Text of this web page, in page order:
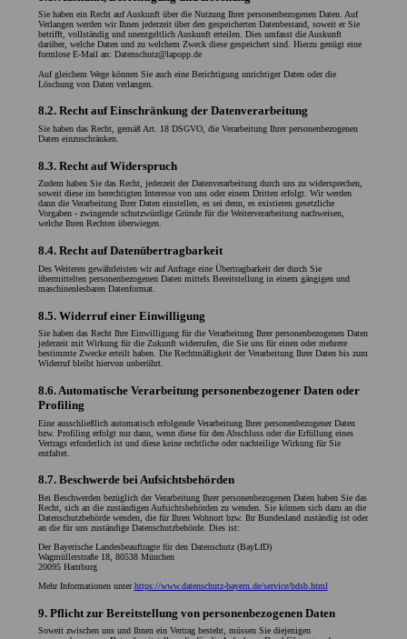
Sie haben ein Recht auf Auskunft über die Nutzung Ihrer personenbezogenen Daten. Auf
Verlangen werden wir Ihnen jederzeit über den gespeicherten Datenbestand, soweit er Sie
betrifft, vollständig und unentgeltlich Auskunft erteilen. Dies umfasst die Auskunft
darüber, welche Daten und zu welchem Zweck diese gespeichert sind. Hierzu genügt eine
formlose E-Mail an: Datenschutz@lapopp.de
Auf gleichem Wege können Sie auch eine Berichtigung unrichtiger Daten oder die
Löschung von Daten verlangen.
8.2. Recht auf Einschränkung der Datenverarbeitung
Sie haben das Recht, gemäß Art. 18 DSGVO, die Verarbeitung Ihrer personenbezogenen
Daten einzuschränken.
8.3. Recht auf Widerspruch
Zudem haben Sie das Recht, jederzeit der Datenverarbeitung durch uns zu widersprechen,
soweit diese im berechtigten Interesse von uns oder einem Dritten erfolgt. Wir werden
dann die Verarbeitung Ihrer Daten einstellen, es sei denn, es existieren gesetzliche
Vorgaben - zwingende schutzwürdige Gründe für die Weiterverarbeitung nachweisen,
welche Ihren Rechten überwiegen.
8.4. Recht auf Datenübertragbarkeit
Des Weiteren gewährleisten wir auf Anfrage eine Übertragbarkeit der durch Sie
übermittelten personenbezogenen Daten mittels Bereitstellung in einem gängigen und
maschinenlesbaren Datenformat.
8.5. Widerruf einer Einwilligung
Sie haben das Recht Ihre Einwilligung für die Verarbeitung Ihrer personenbezogenen Daten
jederzeit mit Wirkung für die Zukunft widerrufen, die Sie uns für einen oder mehrere
bestimmte Zwecke erteilt haben. Die Rechtmäßigkeit der Verarbeitung Ihrer Daten bis zum
Widerruf bleibt hiervon unberührt.
8.6. Automatische Verarbeitung personenbezogener Daten oder
Profiling
Eine ausschließlich automatisch erfolgende Verarbeitung Ihrer personenbezogener Daten
bzw. Profiling erfolgt nur dann, wenn diese für den Abschluss oder die Erfüllung eines
Vertrags erforderlich ist und diese keine rechtliche oder nachteilige Wirkung für Sie
entfaltet.
8.7. Beschwerde bei Aufsichtsbehörden
Bei Beschwerden bezüglich der Verarbeitung Ihrer personenbezogenen Daten haben Sie das
Recht, sich an die zuständigen Aufsichtsbehörden zu wenden. Sie können sich dazu an die
Datenschutzbehörde wenden, die für Ihren Wohnort bzw. Ihr Bundesland zuständig ist oder
an die für uns zuständige Datenschutzbehörde. Dies ist:
Der Bayerische Landesbeauftragte für den Datenschutz (BayLfD)
Wagmüllerstraße 18, 80538 München
20095 Hamburg
Mehr Informationen unterhttps://www.datenschutz-bayern.de/service/bdsb.html
9. Pflicht zur Bereitstellung von personenbezogenen Daten
Soweit zwischen uns und Ihnen ein Vertrag besteht, müssen Sie diejenigen